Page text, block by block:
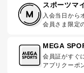
スポーツマ
入会当日から
会員さま限定
MEGA
会員証がすぐ
アプリクーポ